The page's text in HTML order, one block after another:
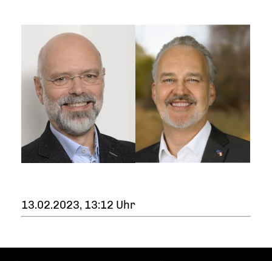
13.02.2023, 13:12 Uhr